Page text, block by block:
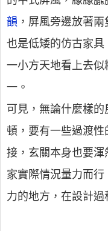
韻 ，屏風旁邊放著
也是低矮的仿古家
一小方天地看上去
一。
可見，無論什麼樣
頓，要有一些過渡
接，玄關本身也要渾
家實際情況量力而
力的地方，在設計過